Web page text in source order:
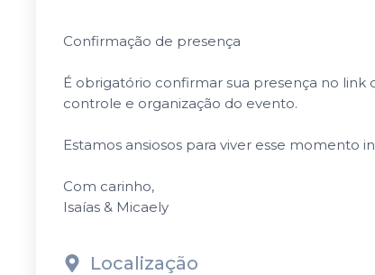
Confirmação de presença
É obrigatório confirmar sua presença no link
controle e organização do evento.
Estamos ansiosos para viver esse momento
Com carinho,
Isaías & Micaely
Localização